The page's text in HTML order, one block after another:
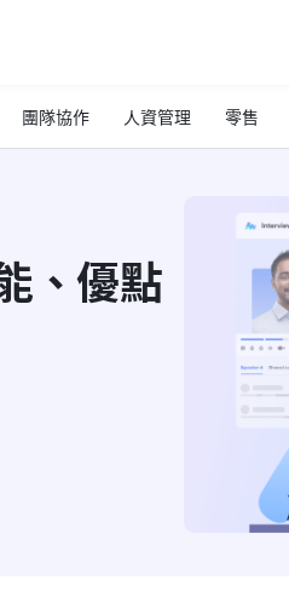
團隊協作 人資管理 零售
、優點